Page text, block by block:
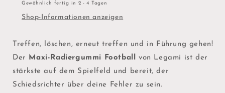
Gewöhnlich fertig in 2 - 4 Tagen
Shop-Informationen anzeigen
Treffen, löschen, erneut treffen und in Führung gehen!
Der Maxi-Radiergummi Football von Legami ist der
stärkste auf dem Spielfeld und bereit, der
Schiedsrichter über deine Fehler zu sein.